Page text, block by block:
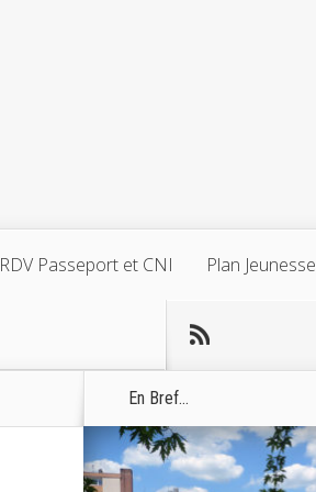
RDV Passeport et CNI Plan Jeunesse
En Bref...